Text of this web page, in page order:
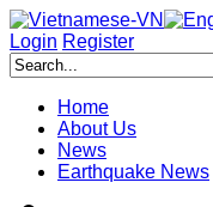
Login Register
Home
About Us
News
Earthquake News